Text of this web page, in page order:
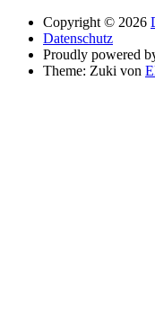
Copyright © 2026
Datenschutz
Proudly powered
Theme: Zuki von